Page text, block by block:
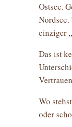
Ostsee.
einziger
Das ist
Wo
oder